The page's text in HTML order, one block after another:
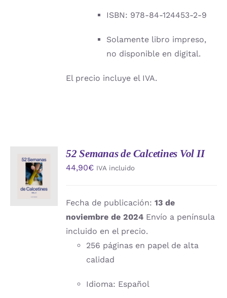
ISBN: 978-84-124453-2-9
Solamente libro impreso,
no disponible en digital.
El precio incluye el IVA.
AÑADIR
AL
CARRITO
/
DETALLES
52 Semanas de Calcetines Vol II
44,90€ IVA incluido
Fecha de publicación:13 de
noviembre de 2024 Envío a península
incluido en el precio.
256 páginas en papel de alta
calidad
Idioma: Español